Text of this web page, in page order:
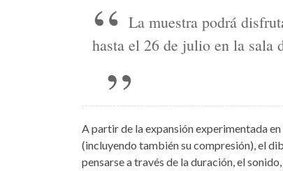
La muestra podrá
hasta el 26 de julio en la sala
A partir de la expansión experimentada
(incluyendo también su compresión), el
pensarse a través de la duración, el